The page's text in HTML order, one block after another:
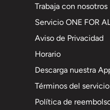
Trabaja con nosotros
Servicio ONE FOR
Aviso de Privacidad
Horario
Descarga nuestra
Términos del servicio
Política de